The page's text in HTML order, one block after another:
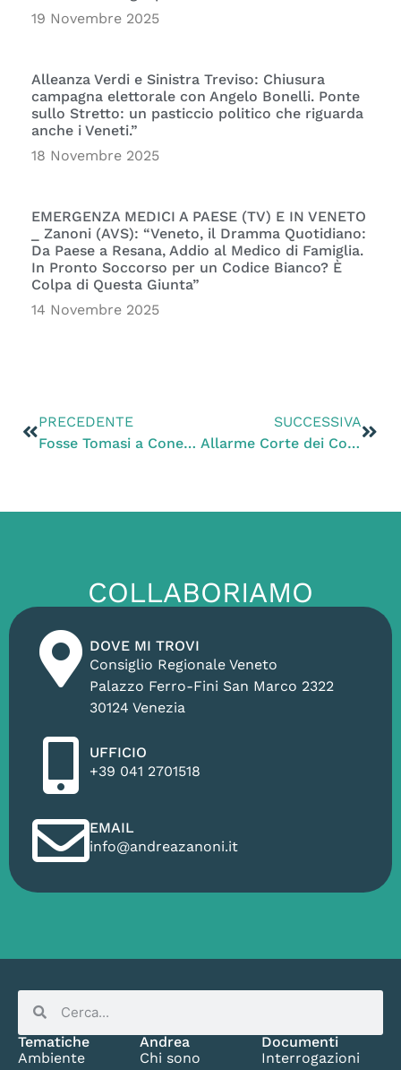
19 Novembre 2025
Alleanza Verdi e Sinistra Treviso: Chiusura
campagna elettorale con Angelo Bonelli. Ponte
sullo Stretto: un pasticcio politico che riguarda
anche i Veneti.”
18 Novembre 2025
EMERGENZA MEDICI A PAESE (TV) E IN VENETO
_ Zanoni (AVS): “Veneto, il Dramma Quotidiano:
Da Paese a Resana, Addio al Medico di Famiglia.
In Pronto Soccorso per un Codice Bianco? È
Colpa di Questa Giunta”
14 Novembre 2025
PRECEDENTE
Fosse Tomasi a Conegliano (TV). Zanoni (EV): “Distrutto habitat e aree verdi. La regione come intendere prevenire scempi come questo?”
SUCCESSIVA
Allarme Corte dei Conti di Venezia. Zanoni e Masolo (EV): “Democrazia a rischio con il depotenziamento dei controlli.”
COLLABORIAMO
DOVE MI TROVI
Consiglio Regionale Veneto
Palazzo Ferro-Fini San Marco 2322
30124 Venezia
UFFICIO
+39 041 2701518
EMAIL
info@andreazanoni.it
Tematiche
Ambiente
Andrea
Chi sono
Documenti
Interrogazioni